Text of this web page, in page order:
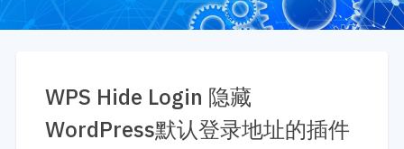
插件商店
资源
插件推荐
开发手册
主题开发手册
插件开发手册
WPS Hide Login 隐藏
WordPress默认登录地址的插件